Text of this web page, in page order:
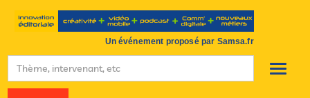
Un événement proposé par Samsa.fr